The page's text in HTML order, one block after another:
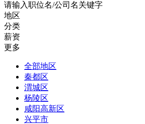
请输入职位名/公司名关键字
地区
分类
薪资
更多
全部地区
秦都区
渭城区
杨陵区
咸阳高新区
兴平市